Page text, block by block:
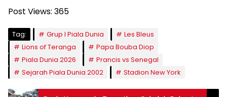
Post Views: 365
Tag: Grup I Piala Dunia
Les Bleus
Lions of Teranga
Papa Bouba Diop
Piala Dunia 2026
Prancis vs Senegal
Sejarah Piala Dunia 2002
Stadion New York